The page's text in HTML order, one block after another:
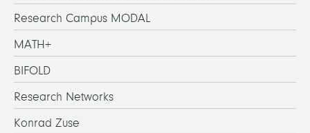
Research Campus MODAL
MATH+
BIFOLD
Research Networks
Konrad Zuse